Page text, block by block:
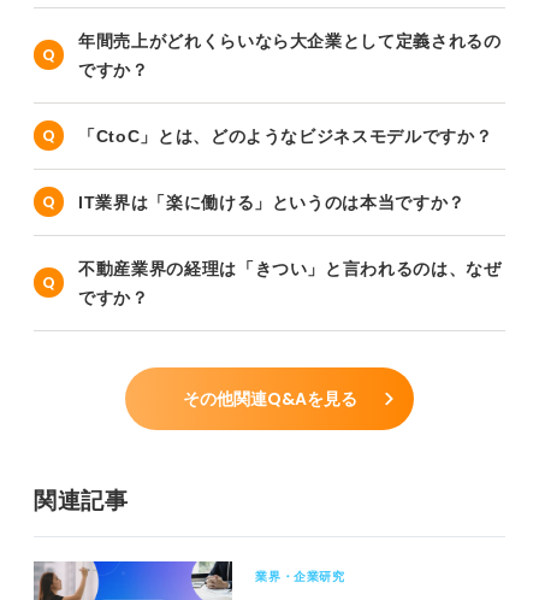
年間売上がどれくらいなら大企業として定義されるの
ですか？
「CtoC」とは、どのようなビジネスモデルですか？
IT業界は「楽に働ける」というのは本当ですか？
不動産業界の経理は「きつい」と言われるのは、なぜ
ですか？
その他関連Q&Aを見る
関連記事
業界・企業研究